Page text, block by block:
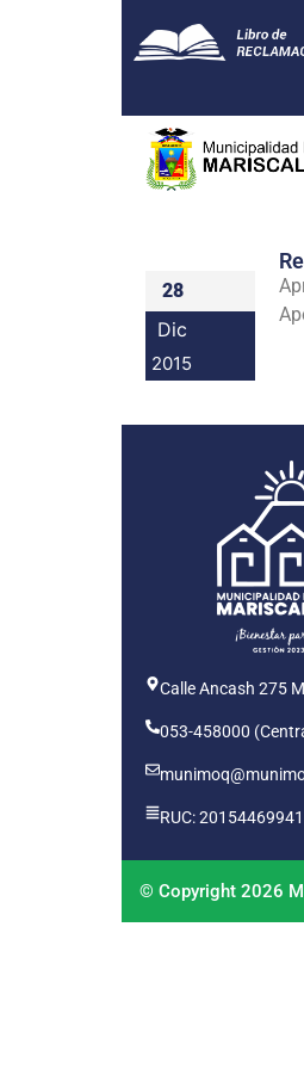
28
Dic
2015
Calle Ancash 275
053-458000
RUC: 20154469941
© Copyright 2026